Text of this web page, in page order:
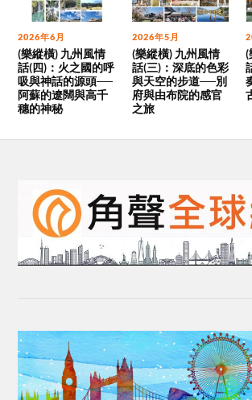
2026年6月
(樂縱橫) 九州風情
話(四)：火之國的呼
吸與神話的源頭──
阿蘇的遼闊與高千
穗的神秘
2026年5月
(樂縱橫) 九州風情
話(三)：深底的色彩
與天空的步道──別
府與由布院的感官
之旅
(